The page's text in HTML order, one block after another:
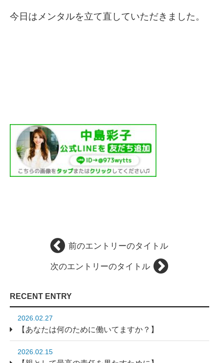
今日はメンタルを立て直していただきました。
前のエントリーのタイトル
次のエントリーのタイトル
RECENT ENTRY
2026.02.27
【あなたは何のために働いてますか？】
2026.02.15